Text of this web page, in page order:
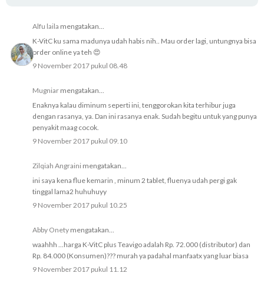
Alfu laila mengatakan...
K-VitC ku sama madunya udah habis nih.. Mau order lagi, untungnya bisa
order online ya teh 😍
9 November 2017 pukul 08.48
Mugniar mengatakan...
Enaknya kalau diminum seperti ini, tenggorokan kita terhibur juga
dengan rasanya, ya. Dan ini rasanya enak. Sudah begitu untuk yang punya
penyakit maag cocok.
9 November 2017 pukul 09.10
Zilqiah Angraini mengatakan...
ini saya kena flue kemarin , minum 2 tablet, fluenya udah pergi gak
tinggal lama2 huhuhuyy
9 November 2017 pukul 10.25
Abby Onety mengatakan...
waahhh ...harga K-VitC plus Teavigo adalah Rp. 72.000 (distributor) dan
Rp. 84.000 (Konsumen)??? murah ya padahal manfaatx yang luar biasa
9 November 2017 pukul 11.12